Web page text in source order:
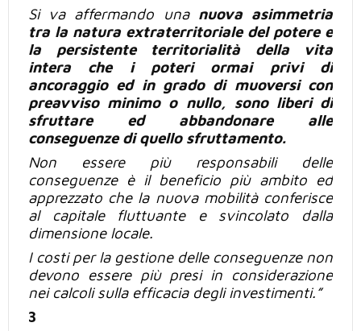
Si va affermando una nuova asimmetria
tra la natura extraterritoriale del potere e
la persistente territorialità della vita
intera che i poteri ormai privi di
ancoraggio ed in grado di muoversi con
preavviso minimo o nullo, sono liberi di
sfruttare ed abbandonare alle
conseguenze di quello sfruttamento.
Non essere più responsabili delle
conseguenze è il beneficio più ambito ed
apprezzato che la nuova mobilità conferisce
al capitale fluttuante e svincolato dalla
dimensione locale.
I costi per la gestione delle conseguenze non
devono essere più presi in considerazione
nei calcoli sulla efficacia degli investimenti.”
3